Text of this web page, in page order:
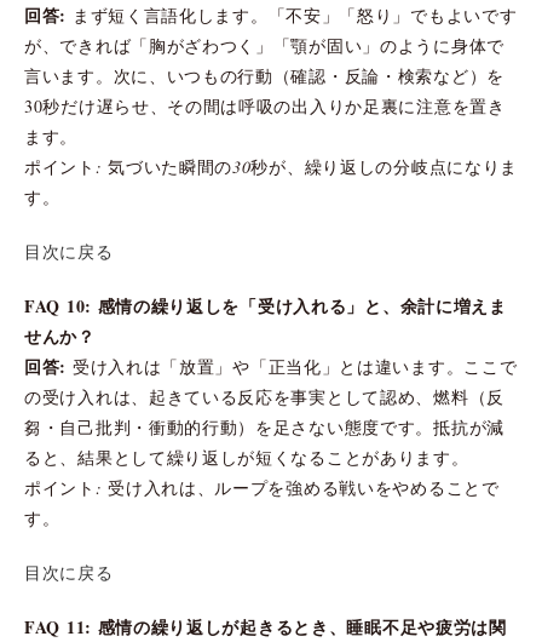
回答: まず短く言語化します。「不安」「怒り」でもよいです
が、できれば「胸がざわつく」「顎が固い」のように身体で
言います。次に、いつもの行動（確認・反論・検索など）を
30秒だけ遅らせ、その間は呼吸の出入りか足裏に注意を置き
ます。
ポイント: 気づいた瞬間の30秒が、繰り返しの分岐点になりま
す。
目次に戻る
FAQ 10: 感情の繰り返しを「受け入れる」と、余計に増えま
せんか？
回答: 受け入れは「放置」や「正当化」とは違います。ここで
の受け入れは、起きている反応を事実として認め、燃料（反
芻・自己批判・衝動的行動）を足さない態度です。抵抗が減
ると、結果として繰り返しが短くなることがあります。
ポイント: 受け入れは、ループを強める戦いをやめることで
す。
目次に戻る
FAQ 11: 感情の繰り返しが起きるとき、睡眠不足や疲労は関